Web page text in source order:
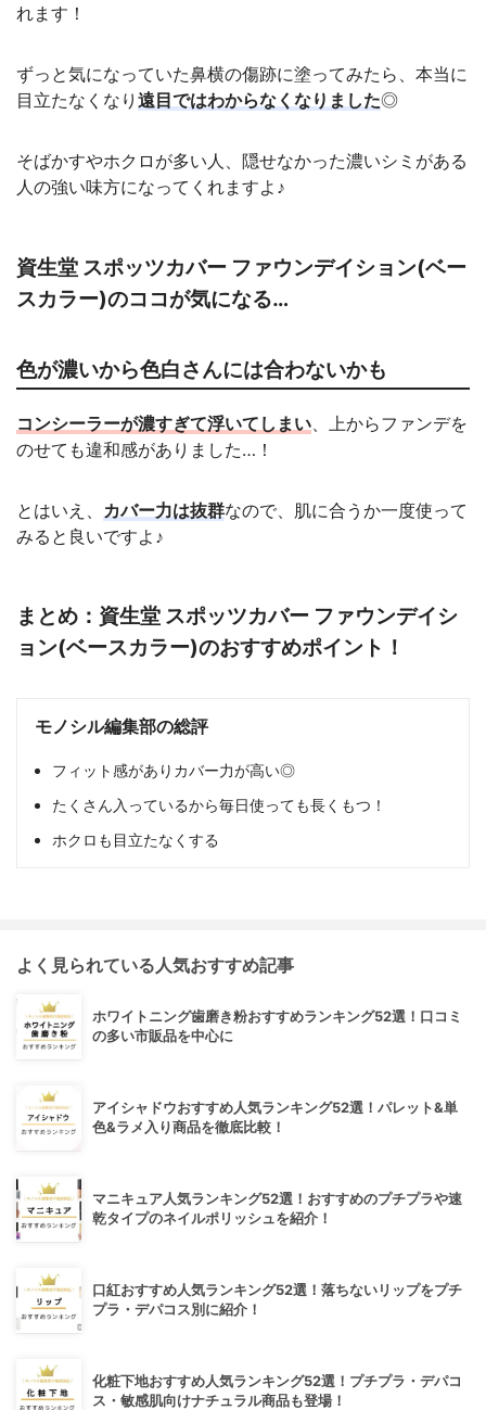
れます！
ずっと気になっていた鼻横の傷跡に塗ってみたら、本当に
目立たなくなり 遠目ではわからなくなりました◎
そばかすやホクロが多い人、隠せなかった濃いシミがある
人の強い味方になってくれますよ♪
資生堂 スポッツカバー ファウンデイション(ベー
スカラー)のココが気になる…
色が濃いから色白さんには合わないかも
コンシーラーが濃すぎて浮いてしまい 、上からファンデを
のせても違和感がありました…！
とはいえ、 カバー力は抜群なので、肌に合うか一度使って
みると良いですよ♪
まとめ：資生堂 スポッツカバー ファウンデイシ
ョン(ベースカラー)のおすすめポイント！
モノシル編集部の総評
フィット感がありカバー力が高い◎
たくさん入っているから毎日使っても長くもつ！
ホクロも目立たなくする
よく見られている人気おすすめ記事
ホワイトニング歯磨き粉おすすめランキング52選！口コミ
の多い市販品を中心に
アイシャドウおすすめ人気ランキング52選！パレット&単
色&ラメ入り商品を徹底比較！
マニキュア人気ランキング52選！おすすめのプチプラや速
乾タイプのネイルポリッシュを紹介！
口紅おすすめ人気ランキング52選！落ちないリップをプチ
プラ・デパコス別に紹介！
化粧下地おすすめ人気ランキング52選！プチプラ・デパコ
ス・敏感肌向けナチュラル商品も登場！